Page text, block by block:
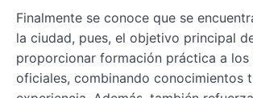
Finalmente se conoce que se
la ciudad, pues, el objetivo principal
proporcionar formación práctica a los
oficiales, combinando conocimientos